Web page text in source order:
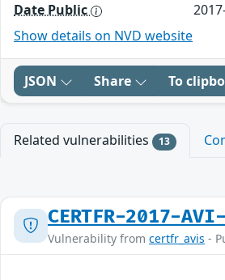
Date Public
Show details on NVD website
JSON Share To
Related vulnerabilities 13
CERTFR-2017-
Vulnerability from certfr_avis -